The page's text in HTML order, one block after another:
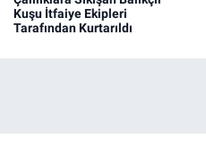
Kuşu İtfaiye Ekipleri
Tarafından Kurtarıldı